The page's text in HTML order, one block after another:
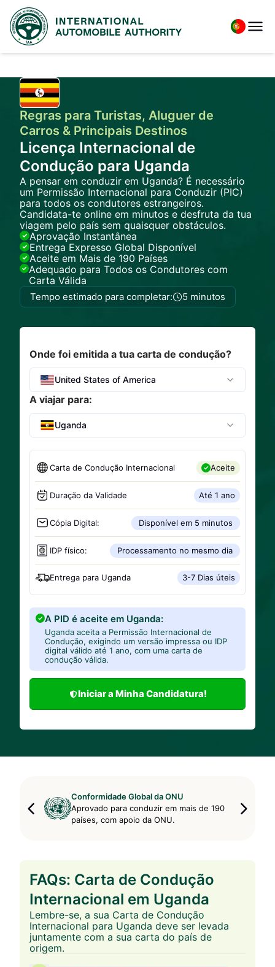
Regras para Turistas, Aluguer de
Carros & Principais Destinos
Licença Internacional de
Condução para Uganda
A pensar em conduzir em Uganda? É necessário
um Permissão Internacional para Conduzir (PIC)
para todos os condutores estrangeiros.
Candidata-te online em minutos e desfruta da tua
viagem pelo país sem quaisquer obstáculos.
Aprovação Instantânea
Entrega Expresso Global Disponível
Aceite em Mais de 190 Países
Adequado para Todos os Condutores com
Carta Válida
Tempo estimado para completar: 5 minutos
Onde foi emitida a tua carta de condução?
United States of America
A viajar para:
Uganda
Carta de Condução Internacional Aceite
Duração da Validade Até 1 ano
Cópia Digital: Disponível em 5 minutos
IDP físico: Processamento no mesmo dia
Entrega para Uganda 3-7 Dias úteis
A PID é aceite em Uganda:
Uganda aceita a Permissão Internacional de
Condução, exigindo um versão impressa ou IDP
digital válido até 1 ano, com uma carta de
condução válida.
Iniciar a Minha Candidatura!
Conformidade Global da ONU
Aprovado para conduzir em mais de 190
países, com apoio da ONU.
FAQs: Carta de Condução
Internacional em Uganda
Lembre-se, a sua Carta de Condução
Internacional para Uganda deve ser levada
juntamente com a sua carta do país de
origem.